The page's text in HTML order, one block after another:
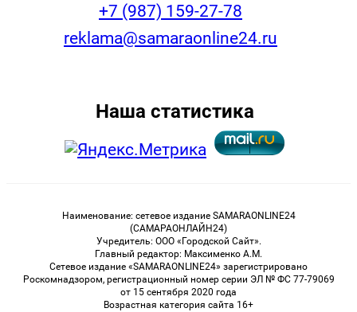
+7 (987) 159-27-78
reklama@samaraonline24.ru
Наша статистика
Наименование: сетевое издание SAMARAONLINE24
(САМАРАОНЛАЙН24)
Учредитель: ООО «Городской Сайт».
Главный редактор: Максименко А.М.
Сетевое издание «SAMARAONLINE24» зарегистрировано
Роскомнадзором, регистрационный номер серии ЭЛ № ФС 77-79069
от 15 сентября 2020 года
Возрастная категория сайта 16+